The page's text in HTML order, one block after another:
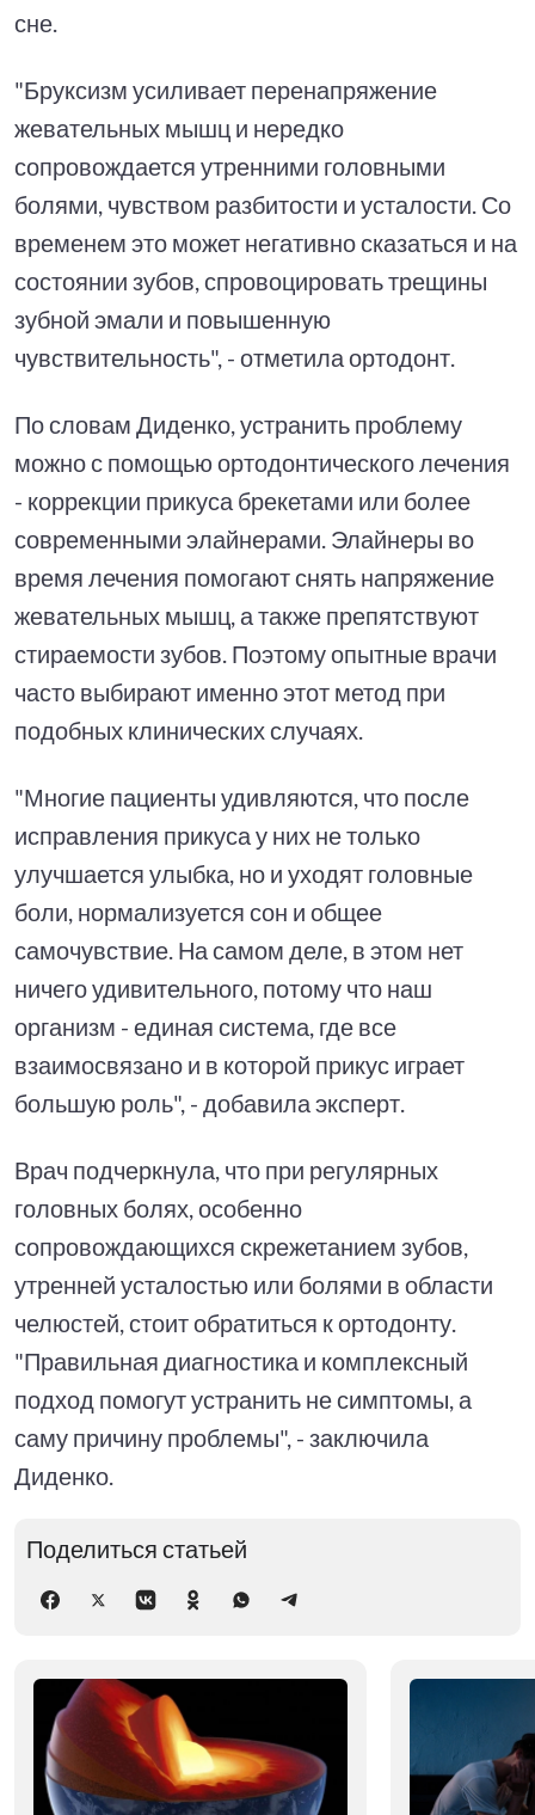
сне.
"Бруксизм усиливает перенапряжение
жевательных мышц и нередко
сопровождается утренними головными
болями, чувством разбитости и усталости. Со
временем это может негативно сказаться и на
состоянии зубов, спровоцировать трещины
зубной эмали и повышенную
чувствительность", - отметила ортодонт.
По словам Диденко, устранить проблему
можно с помощью ортодонтического лечения
- коррекции прикуса брекетами или более
современными элайнерами. Элайнеры во
время лечения помогают снять напряжение
жевательных мышц, а также препятствуют
стираемости зубов. Поэтому опытные врачи
часто выбирают именно этот метод при
подобных клинических случаях.
"Многие пациенты удивляются, что после
исправления прикуса у них не только
улучшается улыбка, но и уходят головные
боли, нормализуется сон и общее
самочувствие. На самом деле, в этом нет
ничего удивительного, потому что наш
организм - единая система, где все
взаимосвязано и в которой прикус играет
большую роль", - добавила эксперт.
Врач подчеркнула, что при регулярных
головных болях, особенно
сопровождающихся скрежетанием зубов,
утренней усталостью или болями в области
челюстей, стоит обратиться к ортодонту.
"Правильная диагностика и комплексный
подход помогут устранить не симптомы, а
саму причину проблемы", - заключила
Диденко.
Поделиться статьей